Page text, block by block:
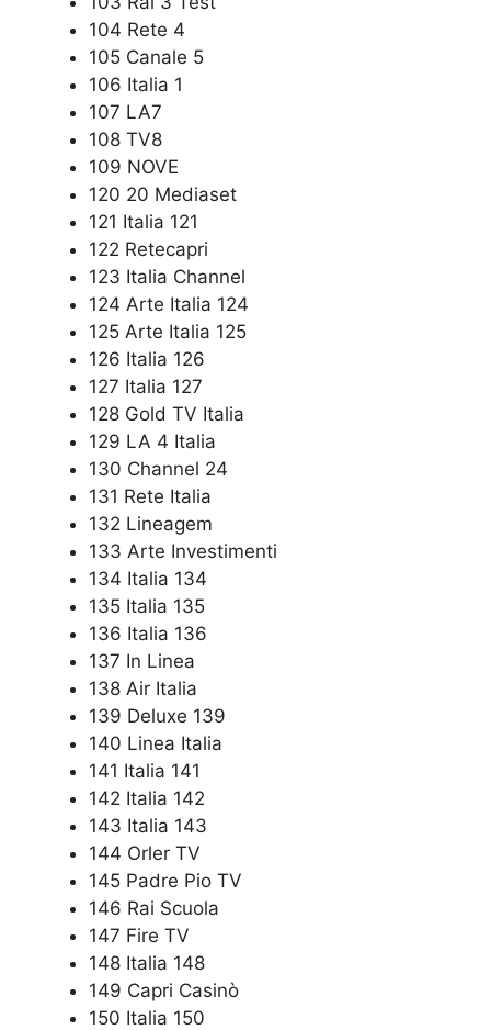
104 Rete 4
105 Canale 5
106 Italia 1
107 LA7
108 TV8
109 NOVE
120 20 Mediaset
121 Italia 121
122 Retecapri
123 Italia Channel
124 Arte Italia 124
125 Arte Italia 125
126 Italia 126
127 Italia 127
128 Gold TV Italia
129 LA 4 Italia
130 Channel 24
131 Rete Italia
132 Lineagem
133 Arte Investimenti
134 Italia 134
135 Italia 135
136 Italia 136
137 In Linea
138 Air Italia
139 Deluxe 139
140 Linea Italia
141 Italia 141
142 Italia 142
143 Italia 143
144 Orler TV
145 Padre Pio TV
146 Rai Scuola
147 Fire TV
148 Italia 148
149 Capri Casinò
150 Italia 150